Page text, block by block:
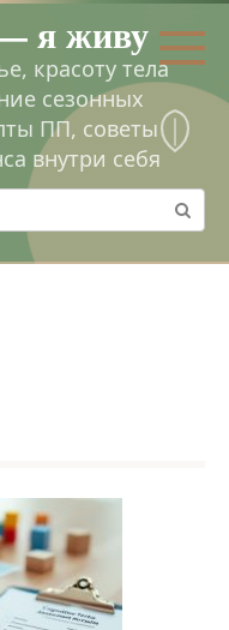
я живу
красоту тела
сезонных
ПП, советы
внутри себя